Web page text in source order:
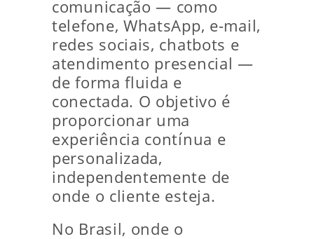
comunicação — como
telefone, WhatsApp, e-mail,
redes sociais, chatbots e
atendimento presencial —
de forma fluida e
conectada. O objetivo é
proporcionar uma
experiência contínua e
personalizada,
independentemente de
onde o cliente esteja.
No Brasil, onde o